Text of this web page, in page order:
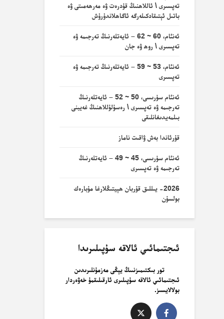
تەپسىرى \ ئاللاھنىڭ قۇدرەت ۋە مەرھەمىتى ۋە
باتىل ئېتىقادكىلەرگە ئاگاھلاندۇرۇش
ئەنئام، 60 ~ 62 – ئايەتلەرنىڭ تەرجىمە ۋە
تەپسىرى \ روھ ۋە جان
ئەنئام، 53 ~ 59 – ئايەتلەرنىڭ تەرجىمە ۋە
تەپسىرى
ئەنئام سۈرىسى، 50 ~ 52 – ئايەتلەرنىڭ
تەرجىمە ۋە تەپسىرى \ رەسۇلۇللاھنىڭ غەيبنى
بىلمەيدىغانلىقى
قۇرئاندا بەش ۋاقىت ناماز
ئەنئام سۈرىسى، 45 ~ 49 – ئايەتلەرنىڭ
تەرجىمە ۋە تەپسىرى
2026- يىللىق قۇربان ھېيتىڭلارغا مۇبارەك
بولسۇن
ئىجتىمائىي ئالاقە سۇپىلىرىدا
تور بىكتىمىزنىىڭ يېڭى مەزمۇنلىرىدىن
ئىجتىمائىي ئالاقە سۇپىلىرى ئارقىلىقمۇ خەۋەردار
بولالايسىز.